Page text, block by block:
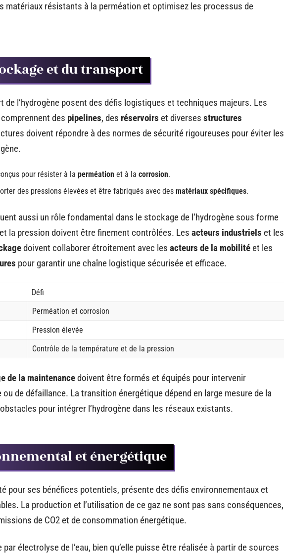
matériaux résistants à la perméation et optimisez les processus de
et du transport
de l’hydrogène posent des défis logistiques et techniques majeurs. Les
des pipelines, des réservoirs et diverses structures
doivent répondre à des normes de sécurité rigoureuses pour éviter les
pour résister à la perméation et à la corrosion.
des pressions élevées et être fabriqués avec des matériaux spécifiques.
aussi un rôle fondamental dans le stockage de l’hydrogène sous forme
la pression doivent être finement contrôlées. Les acteurs industriels et les
doivent collaborer étroitement avec les acteurs de la mobilité et les
pour garantir une chaîne logistique sécurisée et efficace.
Défi
Perméation et corrosion
Pression élevée
Contrôle de la température et de la pression
de la maintenancedoivent être formés et équipés pour intervenir
de défaillance. La transition énergétique dépend en large mesure de la
pour intégrer l’hydrogène dans les réseaux existants.
et énergétique
pour ses bénéfices potentiels, présente des défis environnementaux et
La production et l’utilisation de ce gaz ne sont pas sans conséquences,
de CO2 et de consommation énergétique.
par électrolyse de l’eau, bien qu’elle puisse être réalisée à partir de sources